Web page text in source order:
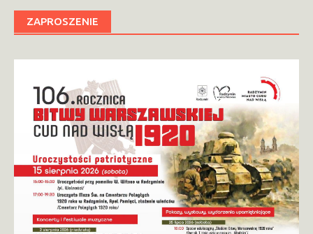
ZAPROSZENIE